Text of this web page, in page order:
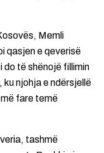
Memli
qasjen e qeverisë
do të shënojë fillimin
njohja e ndërsjellë
fare temë
tashmë